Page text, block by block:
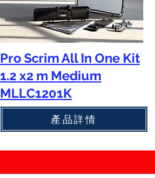
Pro Scrim All In One Kit
1.2 x2 m Medium
MLLC1201K
產品詳情